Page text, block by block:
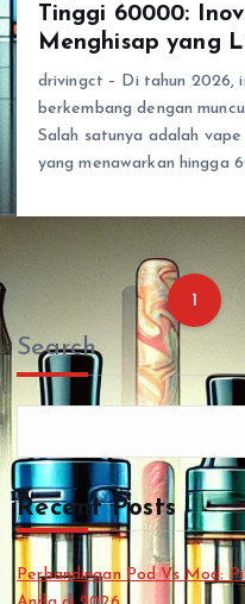
Tinggi 60000:
Menghisap yang
drivingct – Di tahun 2026,
berkembang dengan
Salah satunya adalah
yang menawarkan hingga
1
Search
Recent Posts
Perbandingan Pod Vs Mod: